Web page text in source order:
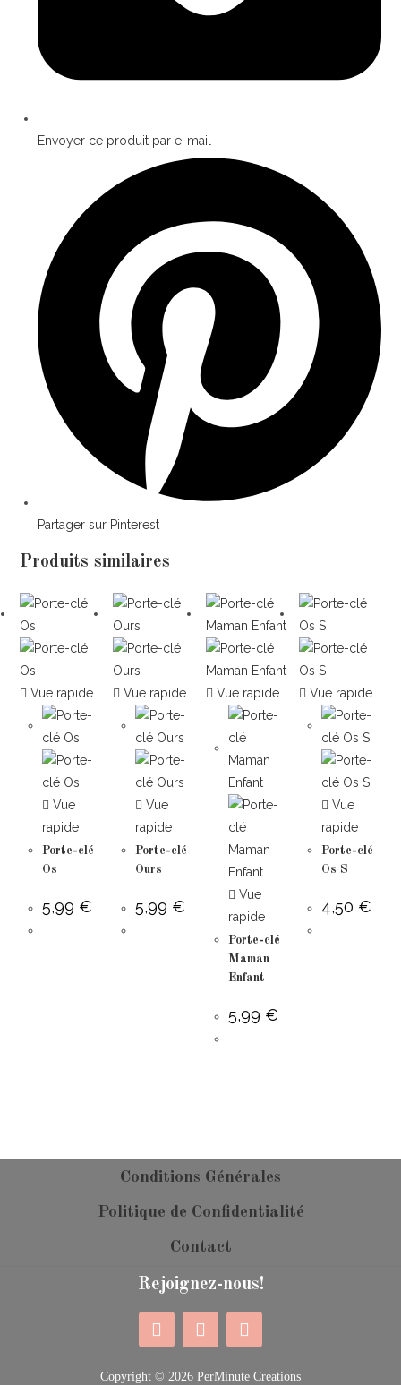
Envoyer ce produit par e-mail
Partager sur Pinterest
Produits similaires
Vue rapide
Vue
rapide
Porte-clé
Os
5,99 €
Vue rapide
Vue
rapide
Porte-clé
Ours
5,99 €
Vue rapide
Vue
rapide
Porte-clé
Maman
Enfant
5,99 €
Vue rapide
Vue
rapide
Porte-clé
Os S
4,50 €
Conditions Générales
Politique de Confidentialité
Contact
Rejoignez-nous!
Copyright © 2026 PerMinute Creations